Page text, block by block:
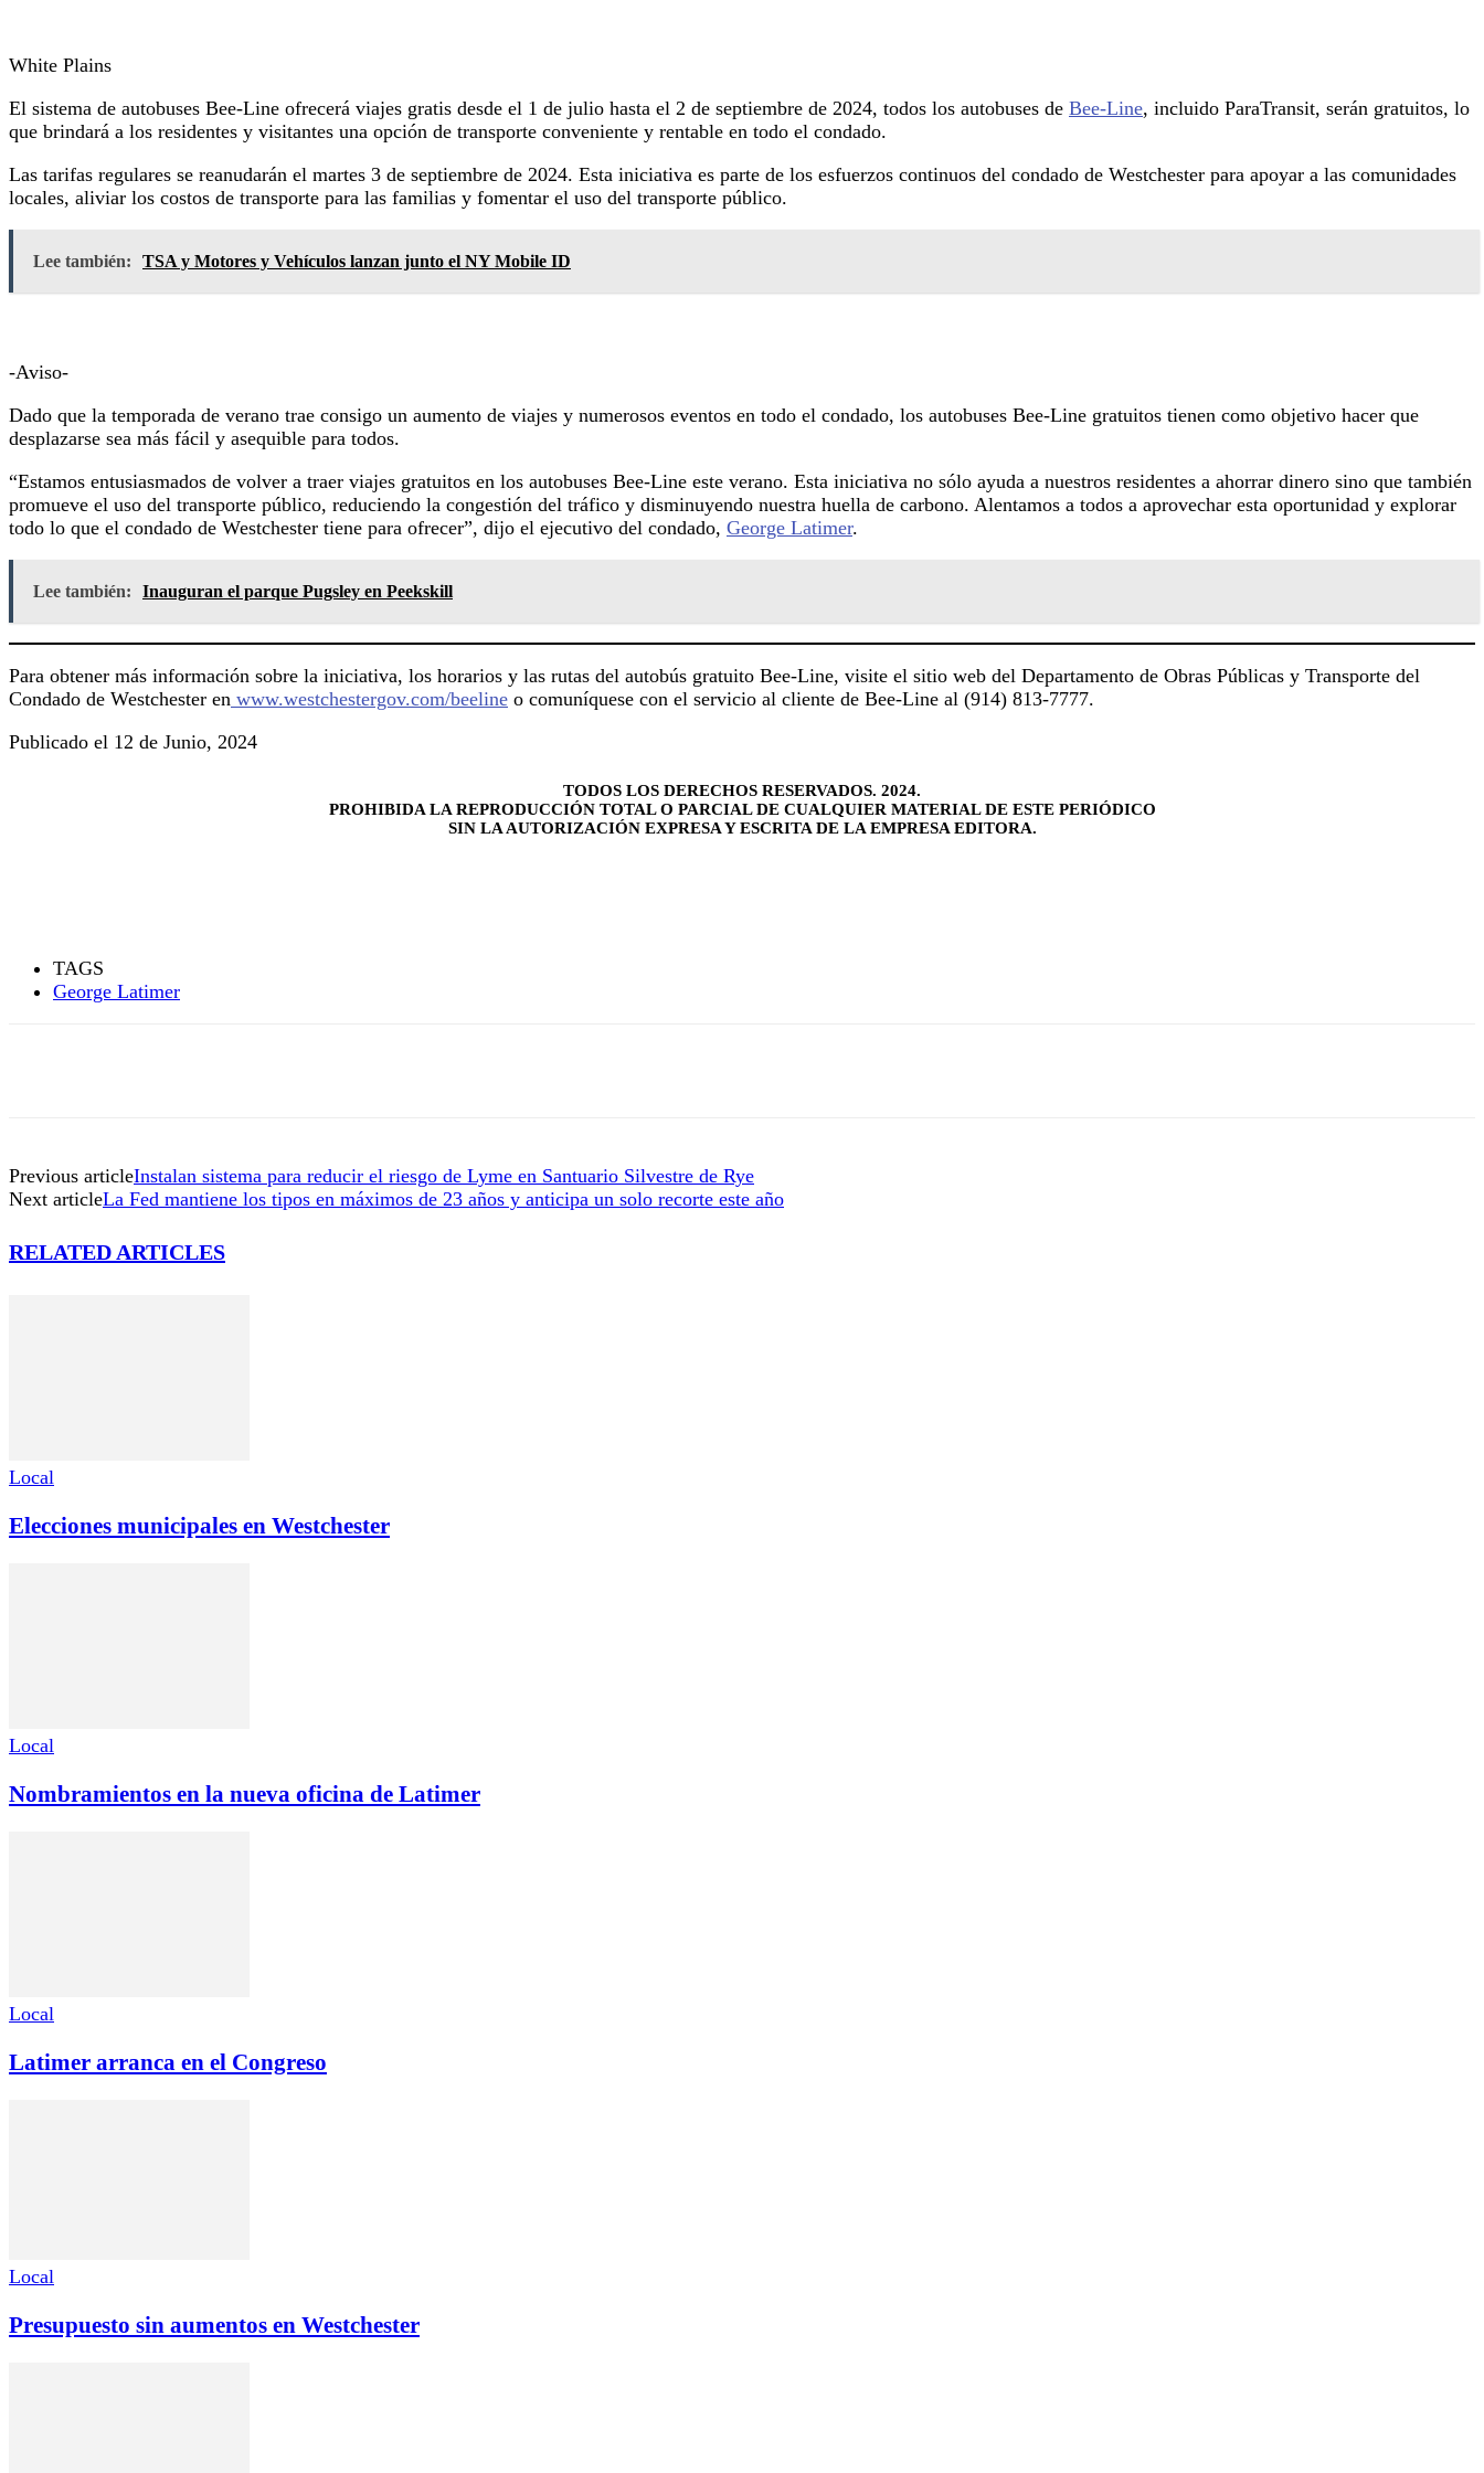
White Plains
El sistema de autobuses Bee-Line ofrecerá viajes gratis desde el 1 de julio hasta el 2 de septiembre de 2024, todos los autobuses de Bee-Line, incluido ParaTransit, serán gratuitos, lo
que brindará a los residentes y visitantes una opción de transporte conveniente y rentable en todo el condado.
Las tarifas regulares se reanudarán el martes 3 de septiembre de 2024. Esta iniciativa es parte de los esfuerzos continuos del condado de Westchester para apoyar a las comunidades
locales, aliviar los costos de transporte para las familias y fomentar el uso del transporte público.
Lee también: TSA y Motores y Vehículos lanzan junto el NY Mobile ID
-Aviso-
Dado que la temporada de verano trae consigo un aumento de viajes y numerosos eventos en todo el condado, los autobuses Bee-Line gratuitos tienen como objetivo hacer que
desplazarse sea más fácil y asequible para todos.
“Estamos entusiasmados de volver a traer viajes gratuitos en los autobuses Bee-Line este verano. Esta iniciativa no sólo ayuda a nuestros residentes a ahorrar dinero sino que también
promueve el uso del transporte público, reduciendo la congestión del tráfico y disminuyendo nuestra huella de carbono. Alentamos a todos a aprovechar esta oportunidad y explorar
todo lo que el condado de Westchester tiene para ofrecer”, dijo el ejecutivo del condado, George Latimer.
Lee también: Inauguran el parque Pugsley en Peekskill
Para obtener más información sobre la iniciativa, los horarios y las rutas del autobús gratuito Bee-Line, visite el sitio web del Departamento de Obras Públicas y Transporte del
Condado de Westchester en www.westchestergov.com/beeline o comuníquese con el servicio al cliente de Bee-Line al (914) 813-7777.
Publicado el 12 de Junio, 2024
TODOS LOS DERECHOS RESERVADOS. 2024.
PROHIBIDA LA REPRODUCCIÓN TOTAL O PARCIAL DE CUALQUIER MATERIAL DE ESTE PERIÓDICO
SIN LA AUTORIZACIÓN EXPRESA Y ESCRITA DE LA EMPRESA EDITORA.
TAGS
George Latimer
Previous articleInstalan sistema para reducir el riesgo de Lyme en Santuario Silvestre de Rye
Next articleLa Fed mantiene los tipos en máximos de 23 años y anticipa un solo recorte este año
RELATED ARTICLES
Local
Elecciones municipales en Westchester
Local
Nombramientos en la nueva oficina de Latimer
Local
Latimer arranca en el Congreso
Local
Presupuesto sin aumentos en Westchester